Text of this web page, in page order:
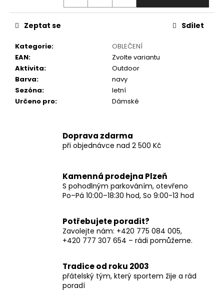
Kategorie:
OBLEČENÍ
EAN:
Zvolte variantu
Aktivita:
Outdoor
Barva:
navy
Sezóna:
letní
Určeno pro: Dámské
Zeptat se Sdílet
Doprava zdarma
při objednávce nad 2 500 Kč
Kamenná prodejna Plzeň
S pohodlným parkováním, otevřeno
Po–Pá 10:00–18:30 hod, So 9:00-13 hod
Potřebujete poradit?
Zavolejte nám: +420 775 084 005,
+420 777 307 654 – rádi pomůžeme.
Tradice od roku 2003
přátelský tým, který sportem žije a rád
poradí